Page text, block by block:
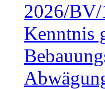
2026/
Kenntnis